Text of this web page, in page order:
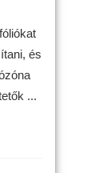
és
...